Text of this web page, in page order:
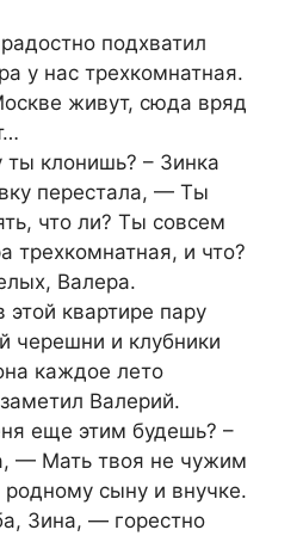
подхватил
у нас трехкомнатная.
живут, сюда вряд
клонишь? – Зинка
перестала, — Ты
что ли? Ты совсем
трехкомнатная, и что?
Валера.
квартире пару
черешни и клубники
каждое лето
Валерий.
еще этим будешь? –
— Мать твоя не чужим
сыну и внучке.
Зина, — горестно